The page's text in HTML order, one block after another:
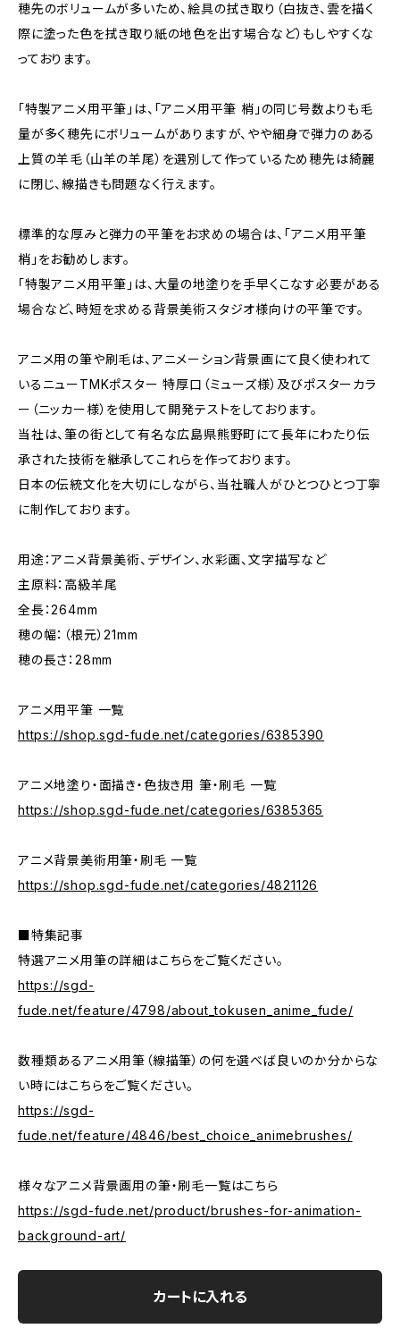
穂先のボリュームが多いため、絵具の拭き取り（白抜き、雲を描く
際に塗った色を拭き取り紙の地色を出す場合など）もしやすくな
っております。
「特製アニメ用平筆」は、「アニメ用平筆 梢」の同じ号数よりも毛
量が多く穂先にボリュームがありますが、やや細身で弾力のある
上質の羊毛（山羊の羊尾）を選別して作っているため穂先は綺麗
に閉じ、線描きも問題なく行えます。
標準的な厚みと弾力の平筆をお求めの場合は、「アニメ用平筆
梢」をお勧めします。
「特製アニメ用平筆」は、大量の地塗りを手早くこなす必要がある
場合など、時短を求める背景美術スタジオ様向けの平筆です。
アニメ用の筆や刷毛は、アニメーション背景画にて良く使われて
いるニューTMKポスター 特厚口（ミューズ様）及びポスターカラ
ー（ニッカー様）を使用して開発テストをしております。
当社は、筆の街として有名な広島県熊野町にて長年にわたり伝
承された技術を継承してこれらを作っております。
日本の伝統文化を大切にしながら、当社職人がひとつひとつ丁寧
に制作しております。
用途：アニメ背景美術、デザイン、水彩画、文字描写など
主原料：高級羊尾
全長：264mm
穂の幅：（根元）21mm
穂の長さ：28mm
アニメ用平筆 一覧
https://shop.sgd-fude.net/categories/6385390
アニメ地塗り・面描き・色抜き用 筆・刷毛 一覧
https://shop.sgd-fude.net/categories/6385365
アニメ背景美術用筆・刷毛 一覧
https://shop.sgd-fude.net/categories/4821126
■特集記事
特選アニメ用筆の詳細はこちらをご覧ください。
https://sgd-
fude.net/feature/4798/about_tokusen_anime_fude/
数種類あるアニメ用筆（線描筆）の何を選べば良いのか分からな
い時にはこちらをご覧ください。
https://sgd-
fude.net/feature/4846/best_choice_animebrushes/
様々なアニメ背景画用の筆・刷毛一覧はこちら
https://sgd-fude.net/product/brushes-for-animation-
background-art/
カートに入れる